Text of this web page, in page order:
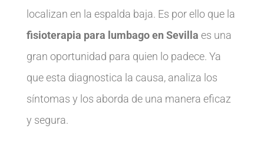
localizan en la espalda baja. Es por ello que la
fisioterapia para lumbago en Sevilla es una
gran oportunidad para quien lo padece. Ya
que esta diagnostica la causa, analiza los
síntomas y los aborda de una manera eficaz
y segura.